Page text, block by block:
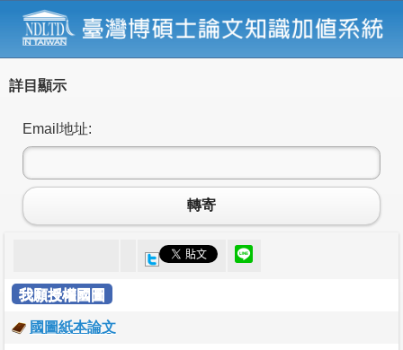
詳目顯示
Email地址:
轉寄
我願授權國圖
國圖紙本論文